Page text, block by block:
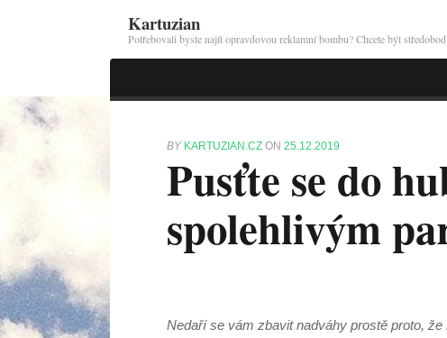
Kartuzian
Potřebovali byste najít opravdovou reklamní bombu? Chcete být
BY KARTUZIAN.CZ ON 25.12.2019
Pusťte se do
spolehlivým
Nedaří se vám zbavit nadváhy prostě proto,